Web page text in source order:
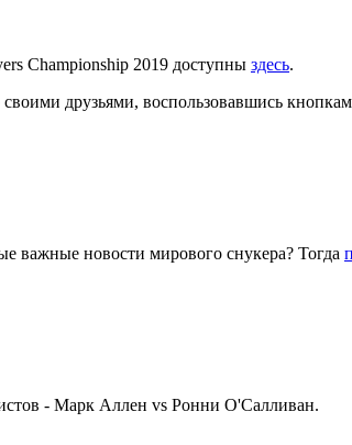
Championship 2019 доступны здесь.
друзьями, воспользовавшись
важные новости мирового снукера? Тогда
- Марк Аллен vs Ронни О'Салливан.